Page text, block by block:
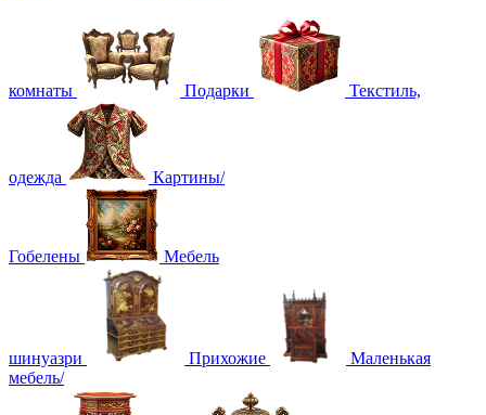
комнаты Подарки Текстиль,
одежда Картины/
Гобелены Мебель
шинуазри Прихожие
Маленькая
мебель/